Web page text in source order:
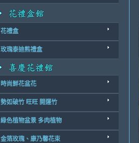
花禮盒
玫瑰泰迪熊禮盒
時尚鮮花盆花
勢如破竹 旺旺 開運竹
綠色植物盆景 多肉植物
金箔玫瑰、康乃馨花束